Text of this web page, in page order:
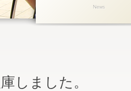
News
しました。